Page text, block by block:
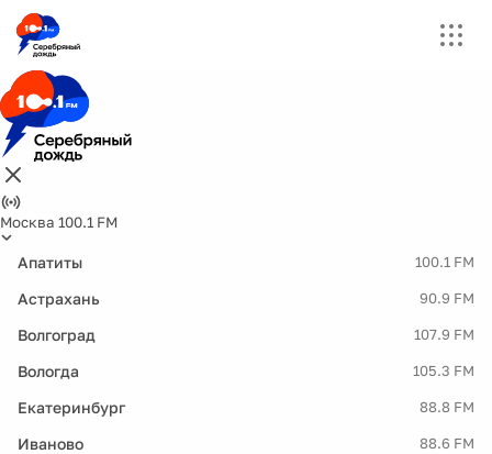
Москва 100.1 FM
Апатиты 100.1 FM
Астрахань 90.9 FM
Волгоград 107.9 FM
Вологда 105.3 FM
Екатеринбург 88.8 FM
Иваново 88.6 FM